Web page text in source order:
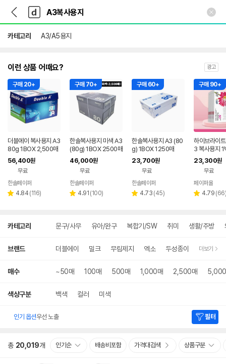
다
나
와
가
기
다
와
메
인
카테고리 A3/A5용지
이런 상품 어때요? 광고
구매 20+
더블에이 복사용지 A3
80g 1BOX 2,500매
56,400원
무료
페이
한솔페이퍼
별 4.84 리
(116)
구매 70+
한솔복사용지 미색 A3
(80g) 1BOX 2500매
46,000원
무료
페이
한솔페이퍼
별 4.91 리
(100)
구매 60+
한솔복사용지 A3 (80
g) 1BOX 1250매
23,700원
무료
페이
한솔페이퍼
별 4.73 리
(45)
구매 90+
하이브라이
3 복사용지 1
50매)
23,300원
무료
페이퍼올
별 4.79 리
(66)
카테고리 문구/사무 유아/완구 복합기/SW 취미 생활/주방
브랜드 더블에이 밀크 무림제지 엑소 두성종이 더보기
매수 ~50매 100매 500매 1,000매 2,500매
색상구분 백색 컬러 미색
인기 옵션우선 노출 필터
총 20,019개 인기순 배송비포함 가격대검색 상품구분